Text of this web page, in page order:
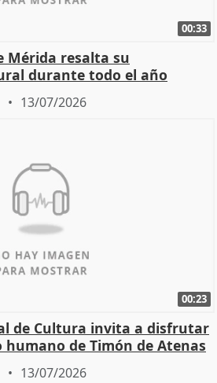
00:33
Mérida resalta su
durante todo el año
13/07/2026
00:23
de Cultura invita a disfrutar
de Timón de Atenas
13/07/2026